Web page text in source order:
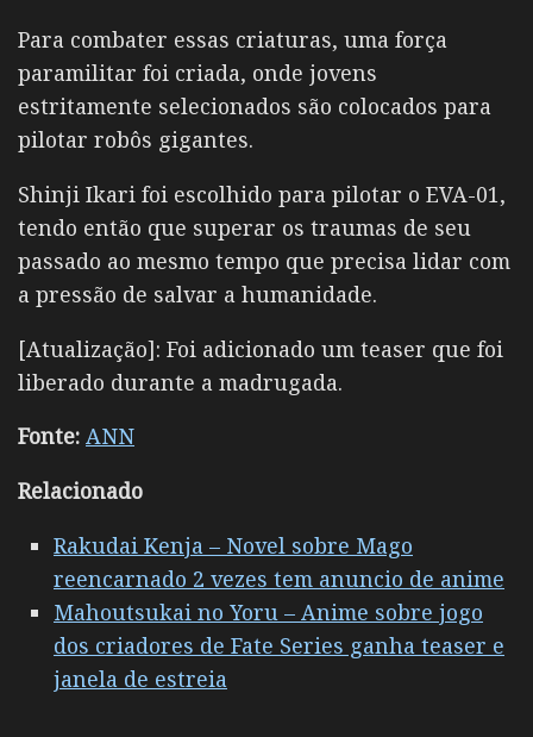
Para combater essas criaturas, uma força
paramilitar foi criada, onde jovens
estritamente selecionados são colocados para
pilotar robôs gigantes.
Shinji Ikari foi escolhido para pilotar o EVA-01,
tendo então que superar os traumas de seu
passado ao mesmo tempo que precisa lidar com
a pressão de salvar a humanidade.
[Atualização]: Foi adicionado um teaser que foi
liberado durante a madrugada.
Fonte: ANN
Relacionado
Rakudai Kenja – Novel sobre Mago
reencarnado 2 vezes tem anuncio de anime
Mahoutsukai no Yoru – Anime sobre jogo
dos criadores de Fate Series ganha teaser e
janela de estreia